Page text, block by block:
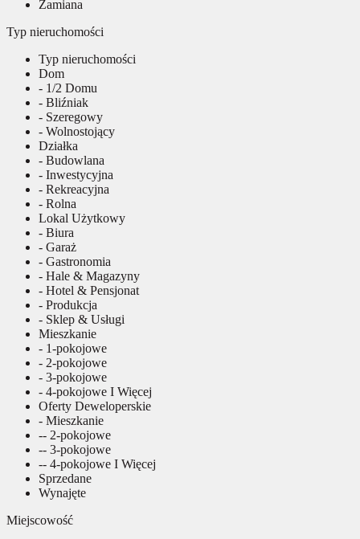
Zamiana
Typ nieruchomości
Typ nieruchomości
Dom
- 1/2 Domu
- Bliźniak
- Szeregowy
- Wolnostojący
Działka
- Budowlana
- Inwestycyjna
- Rekreacyjna
- Rolna
Lokal Użytkowy
- Biura
- Garaż
- Gastronomia
- Hale & Magazyny
- Hotel & Pensjonat
- Produkcja
- Sklep & Usługi
Mieszkanie
- 1-pokojowe
- 2-pokojowe
- 3-pokojowe
- 4-pokojowe I Więcej
Oferty Deweloperskie
- Mieszkanie
-- 2-pokojowe
-- 3-pokojowe
-- 4-pokojowe I Więcej
Sprzedane
Wynajęte
Miejscowość